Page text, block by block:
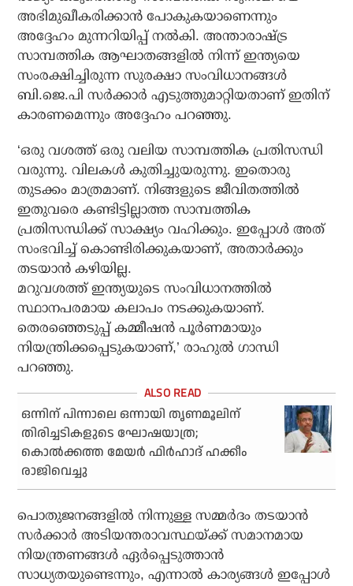
അഭിമുഖീകരിക്കാന്‍ പോകുകയാണെന്നും
അദ്ദേഹം മുന്നറിയിപ്പ് നല്‍കി. അന്താരാഷ്ട്ര
സാമ്പത്തിക ആഘാതങ്ങളില്‍ നിന്ന് ഇന്ത്യയെ
സംരക്ഷിച്ചിരുന്ന സുരക്ഷാ സംവിധാനങ്ങള്‍
ബി.ജെ.പി സര്‍ക്കാര്‍ എടുത്തുമാറ്റിയതാണ് ഇതിന്
കാരണമെന്നും അദ്ദേഹം പറഞ്ഞു.
‘ഒരു വശത്ത് ഒരു വലിയ സാമ്പത്തിക പ്രതിസന്ധി
വരുന്നു. വിലകള്‍ കുതിച്ചുയരുന്നു. ഇതൊരു
തുടക്കം മാത്രമാണ്. നിങ്ങളുടെ ജീവിതത്തില്‍
ഇതുവരെ കണ്ടിട്ടില്ലാത്ത സാമ്പത്തിക
പ്രതിസന്ധിക്ക് സാക്ഷ്യം വഹിക്കും. ഇപ്പോള്‍ അത്
സംഭവിച്ച് കൊണ്ടിരിക്കുകയാണ്, അതാര്‍ക്കും
തടയാന്‍ കഴിയില്ല.
മറുവശത്ത് ഇന്ത്യയുടെ സംവിധാനത്തില്‍
സ്ഥാനപരമായ കലാപം നടക്കുകയാണ്.
തെരഞ്ഞെടുപ്പ് കമ്മീഷന്‍ പൂര്‍ണമായും
നിയന്ത്രിക്കപ്പെടുകയാണ്,’ രാഹുല്‍ ഗാന്ധി
പറഞ്ഞു.
ഒന്നിന് പിന്നാലെ ഒന്നായി തൃണമൂലിന്
തിരിച്ചടികളുടെ ഘോഷയാത്ര;
കൊൽക്കത്ത മേയർ ഫിർഹാദ് ഹക്കീം
രാജിവെച്ചു
പൊതുജനങ്ങളില്‍ നിന്നുള്ള സമ്മര്‍ദം തടയാന്‍
സര്‍ക്കാര്‍ അടിയന്തരാവസ്ഥയ്ക്ക് സമാനമായ
നിയന്ത്രണങ്ങള്‍ ഏര്‍പ്പെടുത്താന്‍
സാധ്യതയുണ്ടെന്നും, എന്നാല്‍ കാര്യങ്ങള്‍ ഇപ്പോള്‍